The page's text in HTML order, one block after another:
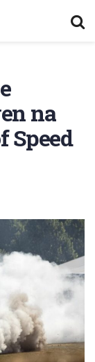
na
Speed